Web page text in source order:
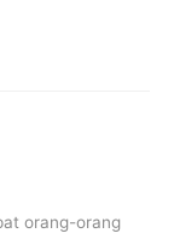
orang-orang